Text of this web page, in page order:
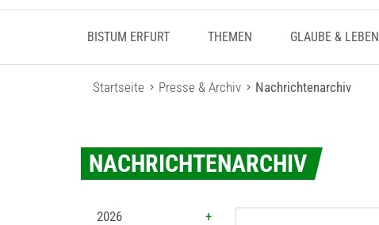
BISTUM ERFURT THEMEN GLAUBE & LEBEN
Startseite Presse & Archiv Nachrichtenarchiv
NACHRICHTENARCHIV
2026